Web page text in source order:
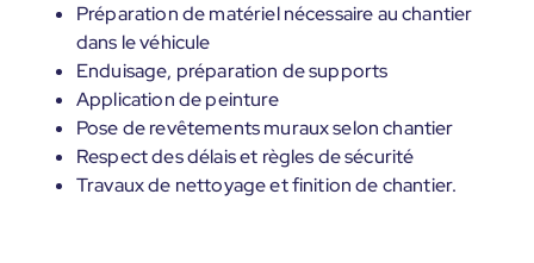
Préparation de matériel nécessaire au chantier
dans le véhicule
Enduisage, préparation de supports
Application de peinture
Pose de revêtements muraux selon chantier
Respect des délais et règles de sécurité
Travaux de nettoyage et finition de chantier.